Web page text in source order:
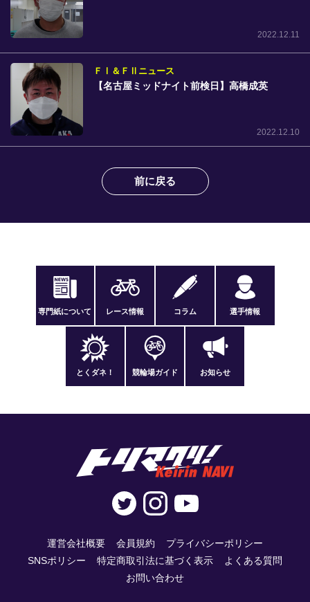
2022.12.11
ＦⅠ＆ＦⅡニュース
【名古屋ミッドナイト前検日】高橋成英
2022.12.10
前に戻る
専門紙について レース情報 コラム 選手情報
とくダネ！ 競輪場ガイド お知らせ
運営会社概要 会員規約
プライバシーポリシー
SNSポリシー
特定商取引法に基づく表示
よくある質問
お問い合わせ